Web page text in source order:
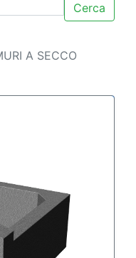
Cerca
A SECCO